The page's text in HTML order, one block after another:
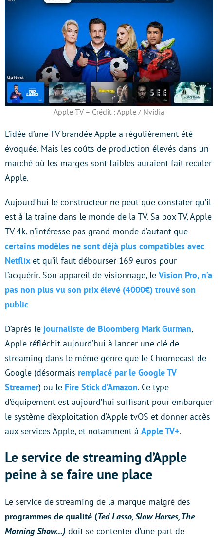
Apple TV – Crédit : Apple / Nvidia
L’idée d’une TV brandée Apple a régulièrement été
évoquée. Mais les coûts de production élevés dans un
marché où les marges sont faibles auraient fait reculer
Apple.
Aujourd’hui le constructeur ne peut que constater qu’il
est à la traine dans le monde de la TV. Sa box TV, Apple
TV 4k, n’intéresse pas grand monde d’autant que
certains modèles ne sont déjà plus compatibles avec
Netflix et qu’il faut débourser 169 euros pour
l’acquérir. Son appareil de visionnage, le Vision Pro, n’a
pas non plus vu son prix élevé (4000€) trouvé son
public.
D’après le journaliste de Bloomberg Mark Gurman,
Apple réfléchit aujourd’hui à lancer une clé de
streaming dans le même genre que le Chromecast de
Google (désormais remplacé par le Google TV
Streamer) ou le Fire Stick d’Amazon. Ce type
d’équipement est aujourd’hui suffisant pour embarquer
le système d’exploitation d’Apple tvOS et donner accès
aux services Apple, et notamment à Apple TV+.
Le service de streaming d’Apple
peine à se faire une place
Le service de streaming de la marque malgré des
programmes de qualité (Ted Lasso, Slow Horses, The
Morning Show…) doit se contenter d’une part de